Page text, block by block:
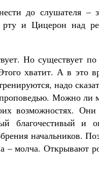
до слушателя –
рту и Цицерон над
Но существует по
хватит. А в это
надо
Можно ли
возможностях.
благочестивый и
начальников.
– молча. Открывают